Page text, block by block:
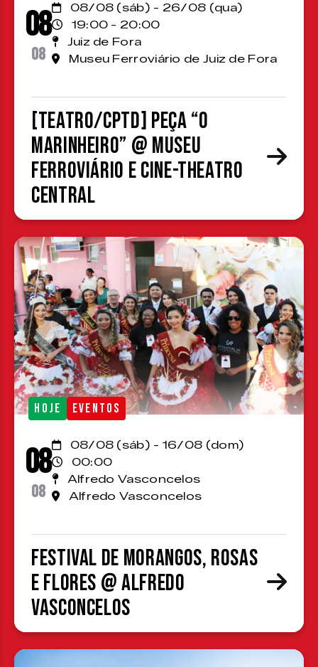
08
08
08/08 (sáb) - 26/08 (qua)
19:00 - 20:00
Juiz de Fora
Museu Ferroviário de Juiz de Fora
[TEATRO/CPTD] Peça “O
Marinheiro” @ Museu
Ferroviário e Cine-Theatro
Central
HOJE EVENTOS
08
08
08/08 (sáb) - 16/08 (dom)
00:00
Alfredo Vasconcelos
Alfredo Vasconcelos
Festival de Morangos, Rosas
e Flores @ Alfredo
Vasconcelos